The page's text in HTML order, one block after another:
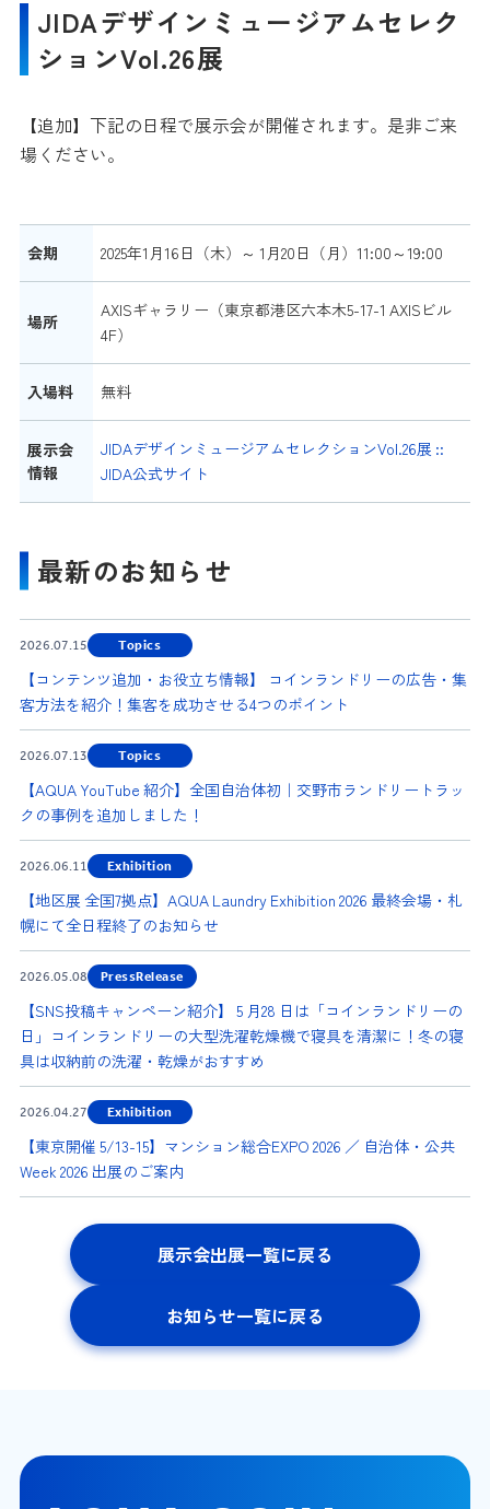
JIDAデザインミュージアムセレク
ションVol.26展
【追加】下記の日程で展示会が開催されます。是非ご来
場ください。
会期 2025年1月16日（木）～ 1月20日（月）11:00～19:00
場所
AXISギャラリー（東京都港区六本木5-17-1 AXISビル
4F）
入場料 無料
展示会
情報
JIDAデザインミュージアムセレクションVol.26展 ::
JIDA公式サイト
最新のお知らせ
2026.07.15 Topics
【コンテンツ追加・お役立ち情報】 コインランドリーの広告・集
客方法を紹介！集客を成功させる4つのポイント
2026.07.13 Topics
【AQUA YouTube 紹介】全国自治体初｜交野市ランドリートラッ
クの事例を追加しました！
2026.06.11 Exhibition
【地区展 全国7拠点】AQUA Laundry Exhibition 2026 最終会場・札
幌にて全日程終了のお知らせ
2026.05.08 PressRelease
【SNS投稿キャンペーン紹介】 5 月28 日は「コインランドリーの
日」コインランドリーの大型洗濯乾燥機で寝具を清潔に！冬の寝
具は収納前の洗濯・乾燥がおすすめ
2026.04.27 Exhibition
【東京開催 5/13-15】マンション総合EXPO 2026 ／ 自治体・公共
Week 2026 出展のご案内
展示会出展一覧に戻る
お知らせ一覧に戻る